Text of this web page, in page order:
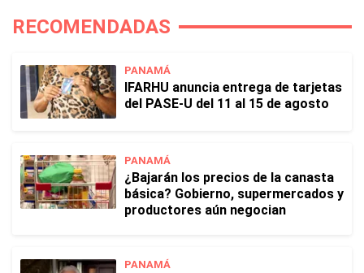
RECOMENDADAS
PANAMÁ
IFARHU anuncia entrega de tarjetas
del PASE-U del 11 al 15 de agosto
PANAMÁ
¿Bajarán los precios de la canasta
básica? Gobierno, supermercados y
productores aún negocian
PANAMÁ